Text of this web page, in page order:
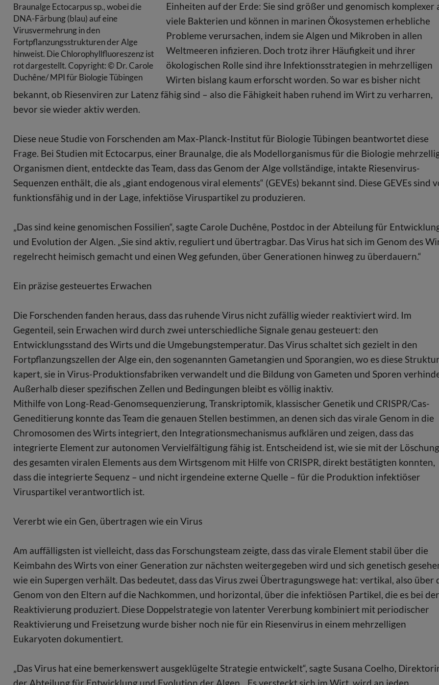
Braunalge Ectocarpus sp., wobei die
DNA-Färbung (blau) auf eine
Virusvermehrung in den
Fortpflanzungsstrukturen der Alge
hinweist. Die Chlorophyllfluoreszenz ist
rot dargestellt. Copyright: © Dr. Carole
Duchêne/ MPI für Biologie Tübingen
Einheiten auf der Erde: Sie sind größer und genomisch komplexer
viele Bakterien und können in marinen Ökosystemen erhebliche
Probleme verursachen, indem sie Algen und Mikroben in allen
Weltmeeren infizieren. Doch trotz ihrer Häufigkeit und ihrer
ökologischen Rolle sind ihre Infektionsstrategien in mehrzelligen
Wirten bislang kaum erforscht worden. So war es bisher nicht
bekannt, ob Riesenviren zur Latenz fähig sind – also die Fähigkeit haben ruhend im Wirt zu verharren,
bevor sie wieder aktiv werden.
Diese neue Studie von Forschenden am Max-Planck-Institut für Biologie Tübingen beantwortet diese
Frage. Bei Studien mit Ectocarpus, einer Braunalge, die als Modellorganismus für die Biologie
Organismen dient, entdeckte das Team, dass das Genom der Alge vollständige, intakte Riesenvirus-
Sequenzen enthält, die als „giant endogenous viral elements“ (GEVEs) bekannt sind. Diese GEVEs sind
funktionsfähig und in der Lage, infektiöse Viruspartikel zu produzieren.
„Das sind keine genomischen Fossilien“, sagte Carole Duchêne, Postdoc in der Abteilung für
und Evolution der Algen. „Sie sind aktiv, reguliert und übertragbar. Das Virus hat sich im Genom des
regelrecht heimisch gemacht und einen Weg gefunden, über Generationen hinweg zu überdauern.“
Ein präzise gesteuertes Erwachen
Die Forschenden fanden heraus, dass das ruhende Virus nicht zufällig wieder reaktiviert wird. Im
Gegenteil, sein Erwachen wird durch zwei unterschiedliche Signale genau gesteuert: den
Entwicklungsstand des Wirts und die Umgebungstemperatur. Das Virus schaltet sich gezielt in den
Fortpflanzungszellen der Alge ein, den sogenannten Gametangien und Sporangien, wo es diese
kapert, sie in Virus-Produktionsfabriken verwandelt und die Bildung von Gameten und Sporen
Außerhalb dieser spezifischen Zellen und Bedingungen bleibt es völlig inaktiv.
Mithilfe von Long-Read-Genomsequenzierung, Transkriptomik, klassischer Genetik und CRISPR/Cas-
Geneditierung konnte das Team die genauen Stellen bestimmen, an denen sich das virale Genom in die
Chromosomen des Wirts integriert, den Integrationsmechanismus aufklären und zeigen, dass das
integrierte Element zur autonomen Vervielfältigung fähig ist. Entscheidend ist, wie sie mit der Löschung
des gesamten viralen Elements aus dem Wirtsgenom mit Hilfe von CRISPR, direkt bestätigten konnten,
dass die integrierte Sequenz – und nicht irgendeine externe Quelle – für die Produktion infektiöser
Viruspartikel verantwortlich ist.
Vererbt wie ein Gen, übertragen wie ein Virus
Am auffälligsten ist vielleicht, dass das Forschungsteam zeigte, dass das virale Element stabil über die
Keimbahn des Wirts von einer Generation zur nächsten weitergegeben wird und sich genetisch
wie ein Supergen verhält. Das bedeutet, dass das Virus zwei Übertragungswege hat: vertikal, also über
Genom von den Eltern auf die Nachkommen, und horizontal, über die infektiösen Partikel, die es bei der
Reaktivierung produziert. Diese Doppelstrategie von latenter Vererbung kombiniert mit periodischer
Reaktivierung und Freisetzung wurde bisher noch nie für ein Riesenvirus in einem mehrzelligen
Eukaryoten dokumentiert.
„Das Virus hat eine bemerkenswert ausgeklügelte Strategie entwickelt“, sagte Susana Coelho,